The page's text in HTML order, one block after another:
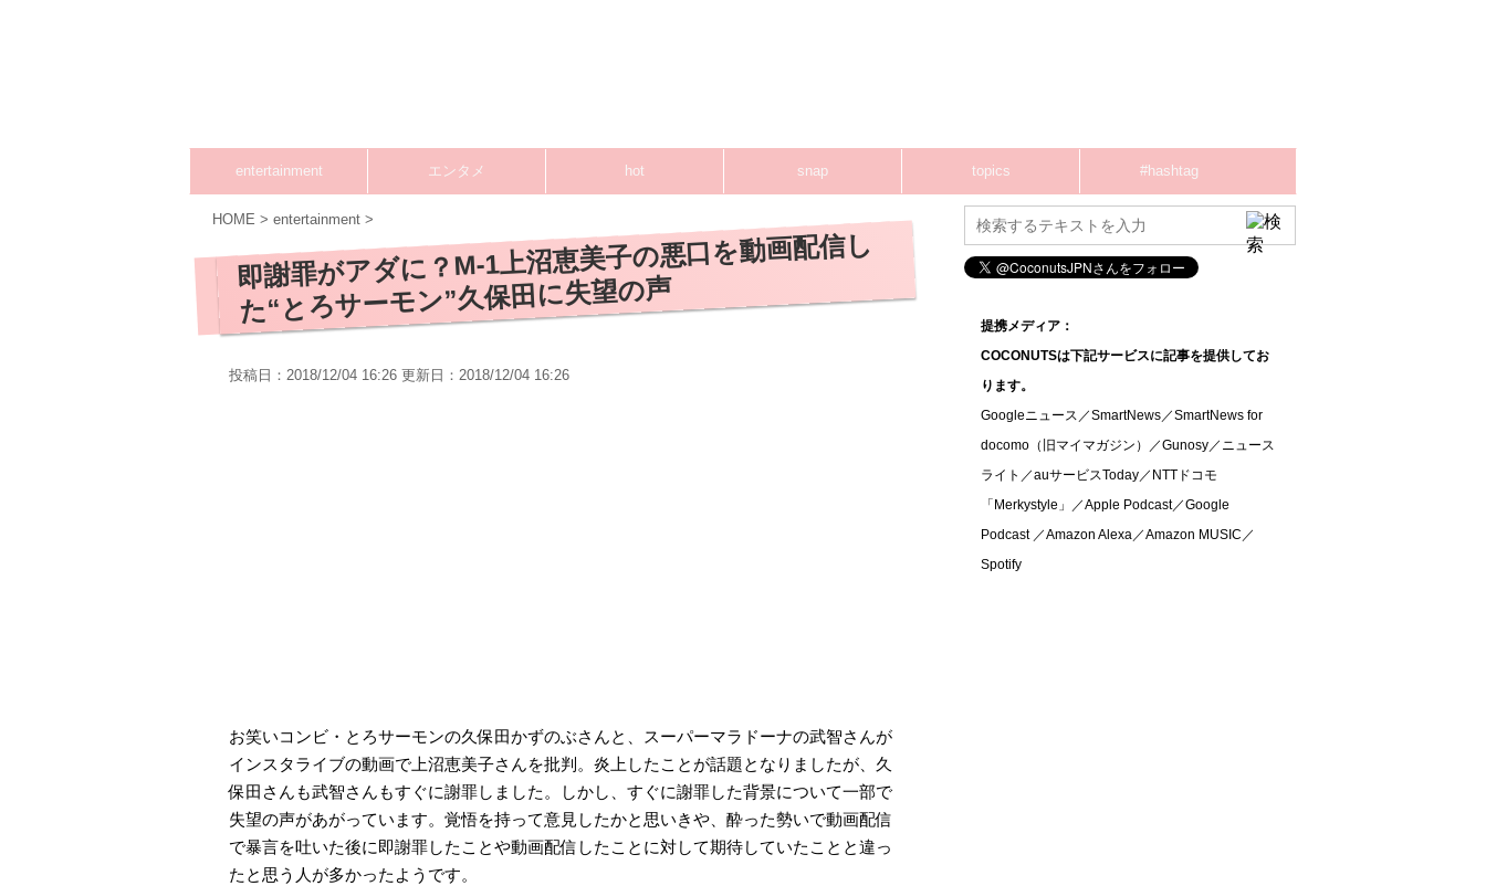
entertainment エンタメ hot snap topics #hashtag
HOME > entertainment >
即謝罪がアダに？M-1上沼恵美子の悪口を動画配信し
た“とろサーモン”久保田に失望の声
投稿日：2018/12/04 16:26 更新日： 2018/12/04 16:26
お笑いコンビ・とろサーモンの久保田かずのぶさんと、スーパーマラドーナの武智さんが
インスタライブの動画で上沼恵美子さんを批判。炎上したことが話題となりましたが、久
保田さんも武智さんもすぐに謝罪しました。しかし、すぐに謝罪した背景について一部で
失望の声があがっています。覚悟を持って意見したかと思いきや、酔った勢いで動画配信
で暴言を吐いた後に即謝罪したことや動画配信したことに対して期待していたことと違っ
たと思う人が多かったようです。
提携メディア：
COCONUTSは下記サービスに記事を提供してお
ります。
Googleニュース／SmartNews／SmartNews for
docomo（旧マイマガジン）／Gunosy／ニュース
ライト／auサービスToday／NTTドコモ
「Merkystyle」／Apple Podcast／Google
Podcast ／Amazon Alexa／Amazon MUSIC／
Spotify